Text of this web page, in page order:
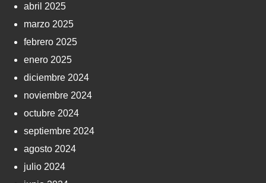
abril 2025
marzo 2025
febrero 2025
enero 2025
diciembre 2024
noviembre 2024
octubre 2024
septiembre 2024
agosto 2024
julio 2024